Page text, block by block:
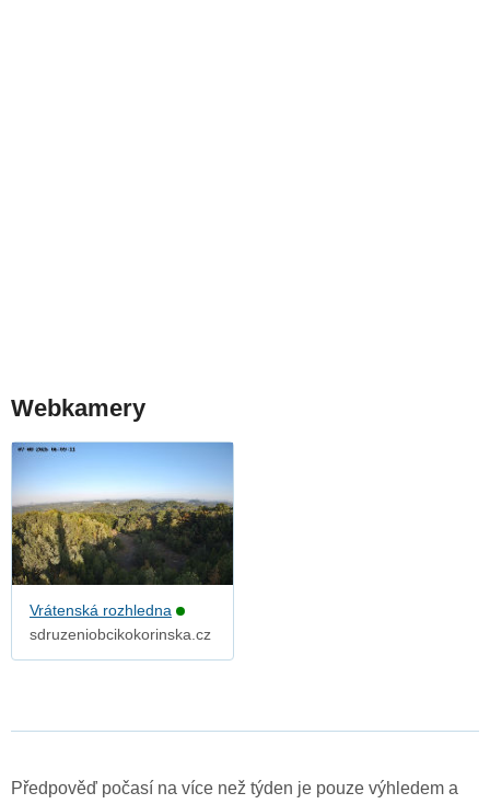
Webkamery
Vrátenská rozhledna
sdruzeniobcikokorinska.cz
Předpověď počasí na více než týden je pouze výhledem a